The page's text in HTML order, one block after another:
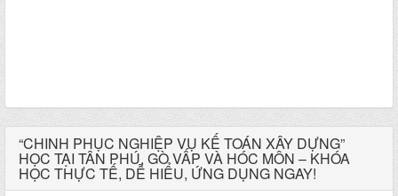
“CHINH PHỤC NGHIỆP VỤ KẾ TOÁN XÂY DỰNG”
HỌC TẠI TÂN PHÚ, GÒ VẤP VÀ HÓC MÔN – KHÓA
HỌC THỰC TẾ, DỄ HIỂU, ỨNG DỤNG NGAY!